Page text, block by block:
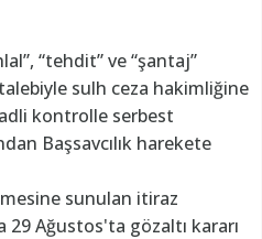
“tehdit” ve “şantaj”
sulh ceza hakimliğine
kontrolle serbest
Başsavcılık harekete
sunulan itiraz
29 Ağustos'ta gözaltı kararı